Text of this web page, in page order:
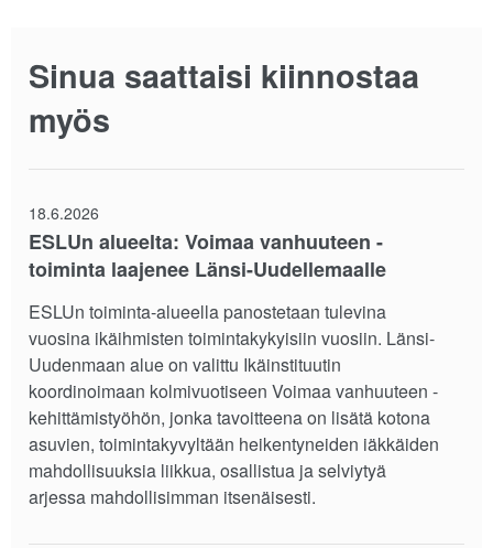
Sinua saattaisi kiinnostaa
myös
18.6.2026
ESLUn alueelta: Voimaa vanhuuteen -
toiminta laajenee Länsi-Uudellemaalle
ESLUn toiminta-alueella panostetaan tulevina
vuosina ikäihmisten toimintakykyisiin vuosiin. Länsi-
Uudenmaan alue on valittu Ikäinstituutin
koordinoimaan kolmivuotiseen Voimaa vanhuuteen -
kehittämistyöhön, jonka tavoitteena on lisätä kotona
asuvien, toimintakyvyltään heikentyneiden iäkkäiden
mahdollisuuksia liikkua, osallistua ja selviytyä
arjessa mahdollisimman itsenäisesti.